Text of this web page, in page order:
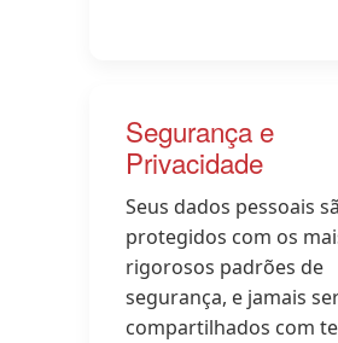
Segurança e
Privacidade
Seus dados pessoais
protegidos com os
rigorosos padrões de
segurança, e jamais
compartilhados com